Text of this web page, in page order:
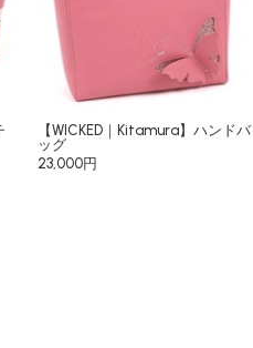
【WICKED｜Kitamura】ハンドバ
ッグ
23,000円